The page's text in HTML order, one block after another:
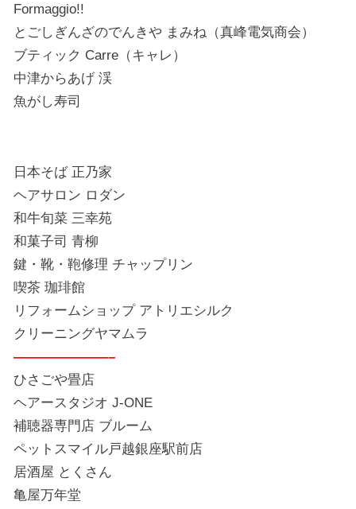
Formaggio!!
とごしぎんざのでんきや まみね（真峰電気商会）
ブティック Carre（キャレ）
中津からあげ 渓
魚がし寿司
日本そば 正乃家
ヘアサロン ロダン
和牛旬菜 三幸苑
和菓子司 青柳
鍵・靴・鞄修理 チャップリン
喫茶 珈琲館
リフォームショップ アトリエシルク
クリーニングヤマムラ
———————–
ひさごや畳店
ヘアースタジオ J-ONE
補聴器専門店 ブルーム
ペットスマイル戸越銀座駅前店
居酒屋 とくさん
亀屋万年堂